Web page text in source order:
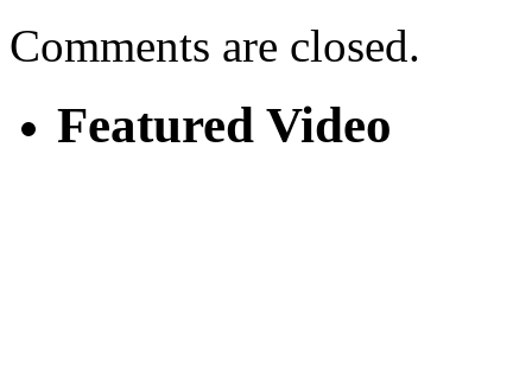
Comments are closed.
Featured Video